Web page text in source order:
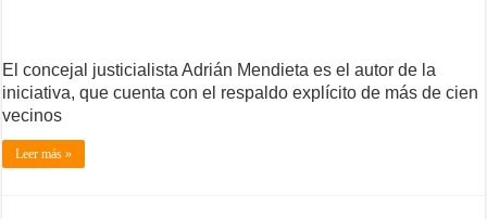
El concejal justicialista Adrián Mendieta es el autor de la
iniciativa, que cuenta con el respaldo explícito de más de cien
vecinos
Leer más »